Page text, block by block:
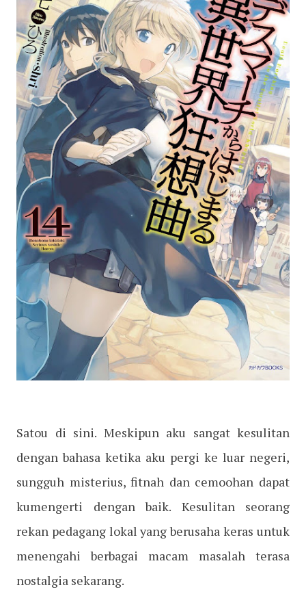
Satou di sini. Meskipun aku sangat kesulitan
dengan bahasa ketika aku pergi ke luar negeri,
sungguh misterius, fitnah dan cemoohan dapat
kumengerti dengan baik. Kesulitan seorang
rekan pedagang lokal yang berusaha keras untuk
menengahi berbagai macam masalah terasa
nostalgia sekarang.